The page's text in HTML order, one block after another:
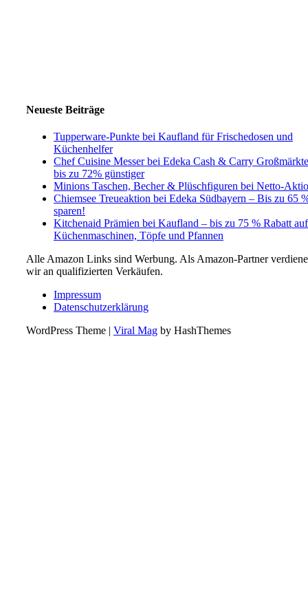
Neueste Beiträge
Tupperware-Punkte bei Kaufland für Frischedosen und
Küchenhelfer
Chef Cuisine Messer bei Edeka Cash & Carry
bis zu 72% günstiger
Minions Taschen, Becher & Plüschfiguren bei Netto-
Chiemsee Treueaktion bei Edeka Südbayern – Bis zu 65
sparen!
Kitchenaid Prämien bei Kaufland – bis zu 75 % Rabatt auf
Küchenmaschinen, Töpfe und Pfannen
Alle Amazon Links sind Werbung. Als Amazon-Partner
wir an qualifizierten Verkäufen.
Impressum
Datenschutzerklärung
WordPress Theme | Viral Mag by HashThemes